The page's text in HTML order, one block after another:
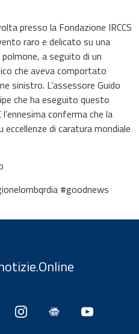
presso la Fondazione IRCCS
raro e delicato su una
a seguito di un
che aveva comportato
sinistro. L’assessore Guido
che ha eseguito questo
conferma che la
di caratura mondiale
#goodnews